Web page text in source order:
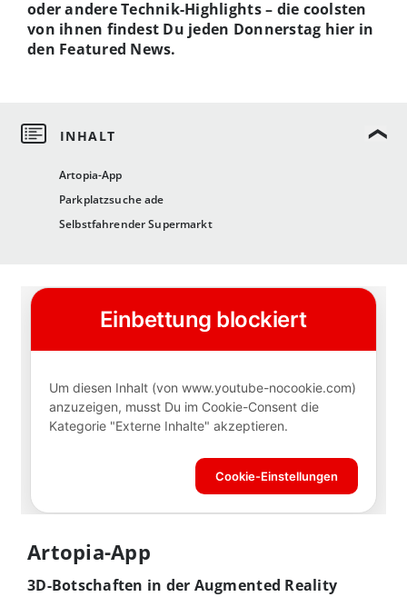
Artopia-App
Parkplatzsuche ade
Selbstfahrender Supermarkt
oder andere Technik-Highlights – die coolsten
von ihnen findest Du jeden Donnerstag hier in
den Featured News.
Artopia-App
3D-Botschaften in der Augmented Reality